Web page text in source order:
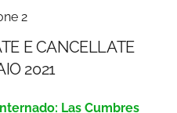
2
E CANCELLATE
2021
Las Cumbres